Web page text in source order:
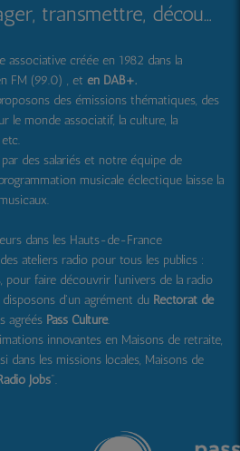
RPL Radio : partager, transmettre, découvrir et surprendre
associative créée en 1982 dans la
FM (99.0) , et en DAB+.
des émissions thématiques, des
le monde associatif, la culture, la
des salariés et notre équipe de
musicale éclectique laisse la
dans les Hauts-de-France
ateliers radio pour tous les publics :
pour faire découvrir l'univers de la radio
d'un agrément du Rectorat de
agréés Pass Culture.
innovantes en Maisons de retraite,
dans les missions locales, Maisons de
Jobs".